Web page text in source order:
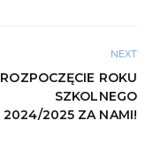
NEXT
ROZPOCZĘCIE ROKU
SZKOLNEGO
2024/2025 ZA NAMI!